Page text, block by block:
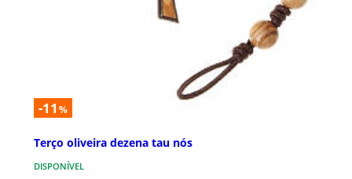
-11 %
Terço oliveira dezena tau nós
DISPONÍVEL